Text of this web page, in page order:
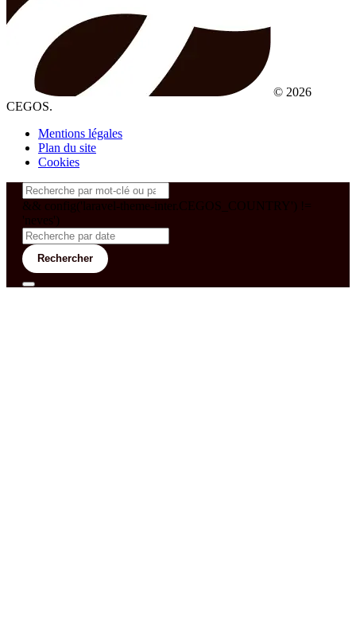
© 2026
CEGOS.
Mentions légales
Plan du site
Cookies
&& config('laravel-theme-inter.CEGOS_COUNTRY') !=
'neves')
Rechercher